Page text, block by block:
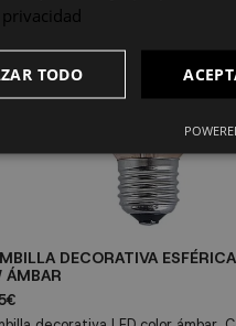
DECORATIVA
ÁMBAR
TODO